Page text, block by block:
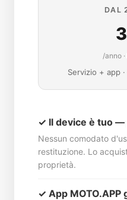
DAL
/anno
Servizio + app
✓ Il device è tuo —
Nessun comodato
restituzione. Lo
proprietà.
✓ App MOTO.APP